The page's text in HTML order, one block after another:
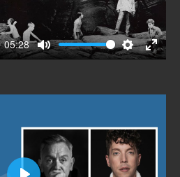
05:28
Mute SettingsEnter